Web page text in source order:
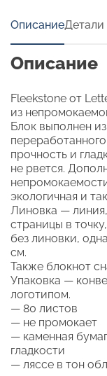
ОписаниеДетали
Описание
Fleekstone от
из
Блок выполнен
прочность и
не рвется.
экологичная и
Линовка —
страницы в
без линовки,
см.
Также блокнот
Упаковка —
логотипом.
— 80 листов
— не промокает
— каменная
гладкости
— ляссе в тон